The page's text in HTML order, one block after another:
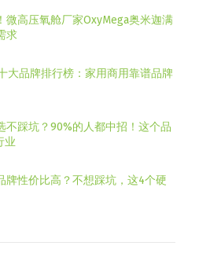
微高压氧舱厂家OxyMega奥米迦满
求
大品牌排行榜：家用商用靠谱品牌
不踩坑？90%的人都中招！这个品
业
牌性价比高？不想踩坑，这4个硬